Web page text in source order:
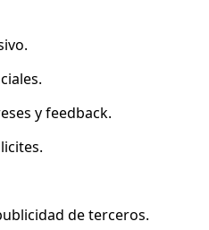
y feedback.
de terceros.